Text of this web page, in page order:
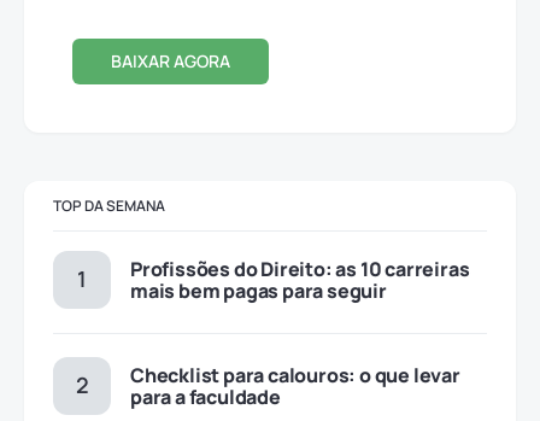
BAIXAR AGORA
TOP DA SEMANA
Profissões do Direito: as 10 carreiras
mais bem pagas para seguir
Checklist para calouros: o que levar
para a faculdade